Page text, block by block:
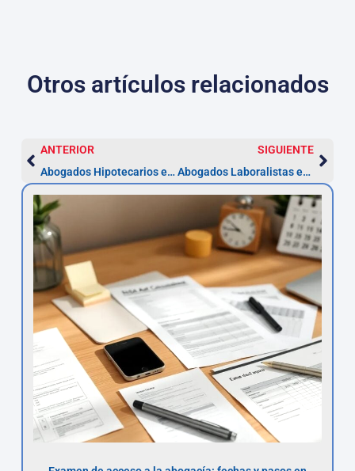
Otros artículos relacionados
ANTERIOR
Abogados Hipotecarios en L’Hospitalet de Llobregat
SIGUIENTE
Abogados Laboralistas en Hospitalet de Llobregat